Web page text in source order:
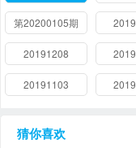
第20200105期
20191208
20191103
猜你喜欢